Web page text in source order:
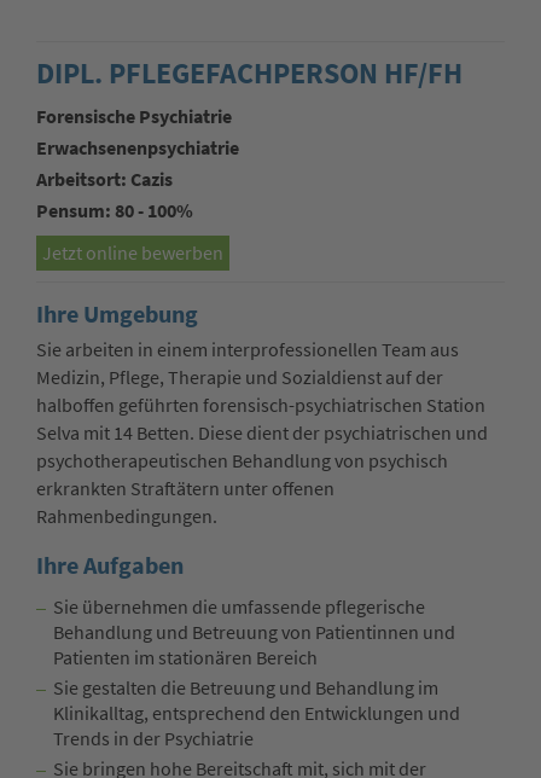
DIPL. PFLEGEFACHPERSON HF/FH
Forensische Psychiatrie
Erwachsenenpsychiatrie
Arbeitsort: Cazis
Pensum: 80 - 100%
Jetzt online bewerben
Ihre Umgebung
Sie arbeiten in einem interprofessionellen Team aus
Medizin, Pflege, Therapie und Sozialdienst auf der
halboffen geführten forensisch-psychiatrischen Station
Selva mit 14 Betten. Diese dient der psychiatrischen und
psychotherapeutischen Behandlung von psychisch
erkrankten Straftätern unter offenen
Rahmenbedingungen.
Ihre Aufgaben
Sie übernehmen die umfassende pflegerische
Behandlung und Betreuung von Patientinnen und
Patienten im stationären Bereich
Sie gestalten die Betreuung und Behandlung im
Klinikalltag, entsprechend den Entwicklungen und
Trends in der Psychiatrie
Sie bringen hohe Bereitschaft mit, sich mit der